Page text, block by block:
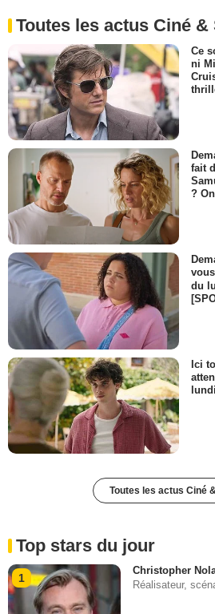
Toutes les actus Ciné &
Ce
ni
fait
?
du
Ici
Toutes les actus Ciné
Top stars du jour
1
Christopher
Réalisateur,